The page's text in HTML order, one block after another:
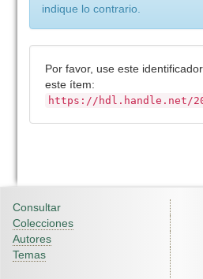
indique lo contrario.
Por favor, use este
este ítem:
https://hdl.handle.net/
Consultar
Colecciones
Autores
Temas